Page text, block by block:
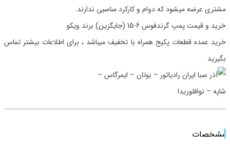
مشتری عرضه میشود که دوام و کارکرد مناسبی ندارند.
خرید و قیمت پمپ گرندفوس 6-15 (جایگزین) برند ویکو
خرید عمده قطعات پکیج همراه با تخفیف میباشد ، برای اطلاعات بیشتر تماس
بگیرید
مشخصات